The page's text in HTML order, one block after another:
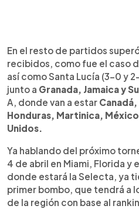
En el resto de partidos
recibidos, como fue el caso
así como Santa Lucía (3-0 y
junto a Granada, Jamaica y
A, donde van a estar
Honduras, Martinica,
Unidos.
Ya hablando del próximo
4 de abril en Miami, Florida y
donde estará la Selecta, ya
primer bombo, que tendrá a
de la región con base al